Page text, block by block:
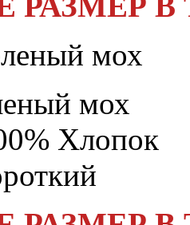
мох
мох
Хлопок